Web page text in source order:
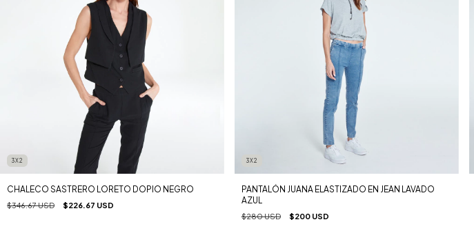
3X2
CHALECO SASTRERO LORETO DOPIO NEGRO
$346.67 USD $226.67 USD
3X2
PANTALÓN JUANA ELASTIZADO EN JEAN LAVADO
AZUL
$280 USD $200 USD